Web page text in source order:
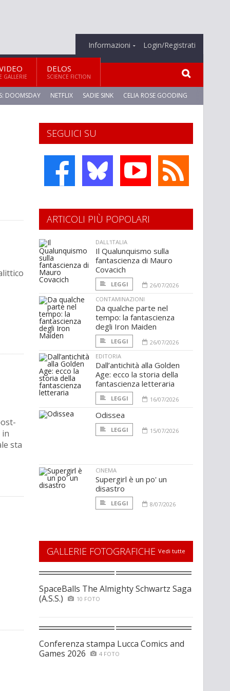
Informazioni Login/Registrati
E GALLERIE
DELOS
SCIENCE FICTION
DOOMSDAY NETFLIX SADIE SINK CELIA ROSE GOODING
in
sta
SEGUICI SU
ARTICOLI PIÙ POPOLARI
DALL'ITALIA
Il Qualunquismo sulla
fantascienza di Mauro
Covacich
LEGGI
26/07/2026
CONTAMINAZIONI
Da qualche parte nel
tempo: la fantascienza
degli Iron Maiden
LEGGI
26/07/2026
EDITORIA
Dall’antichità alla Golden
Age: ecco la storia della
fantascienza letteraria
LEGGI 16/07/2026
Odissea
LEGGI 15/07/2026
CINEMA
Supergirl è un po' un
disastro
LEGGI 8/07/2026
GALLERIE FOTOGRAFICHE Vedi tutte
SpaceBalls The Almighty Schwartz Saga
(A.S.S.)
10 FOTO
Conferenza stampa Lucca Comics and
Games 2026
4 FOTO